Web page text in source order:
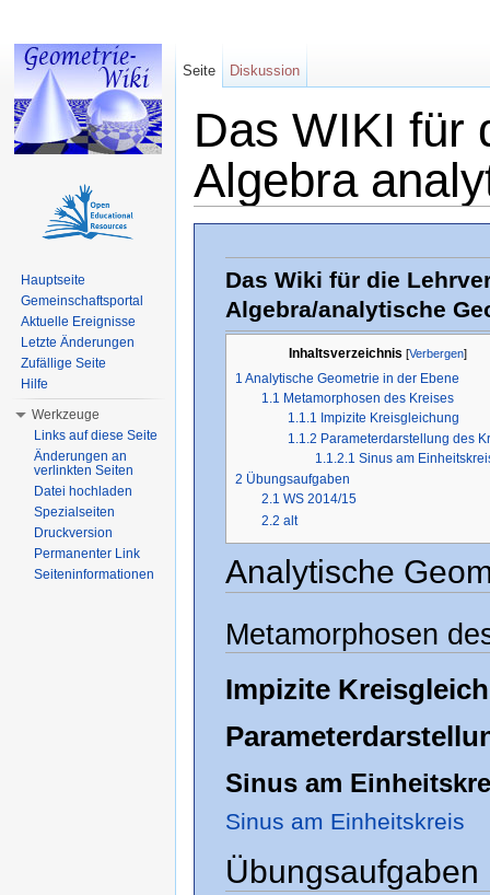
Das WIKI für
Algebra
Das Wiki für die
Algebra/analytische
Inhaltsverzeichnis [Verbergen]
1 Analytische Geometrie in der Ebene
1.1 Metamorphosen des Kreises
1.1.1 Impizite Kreisgleichung
1.1.2 Parameterdarstellung des
1.1.2.1 Sinus am
2 Übungsaufgaben
2.1 WS 2014/15
2.2 alt
Analytische
Metamorphosen
Impizite
Sinus am
Sinus am Einheitskreis
Übungsaufgaben
Seite Diskussion
Hauptseite
Gemeinschaftsportal
Aktuelle Ereignisse
Letzte Änderungen
Zufällige Seite
Hilfe
Werkzeuge
Links auf diese Seite
Änderungen an
verlinkten Seiten
Datei hochladen
Spezialseiten
Druckversion
Permanenter Link
Seiteninformationen